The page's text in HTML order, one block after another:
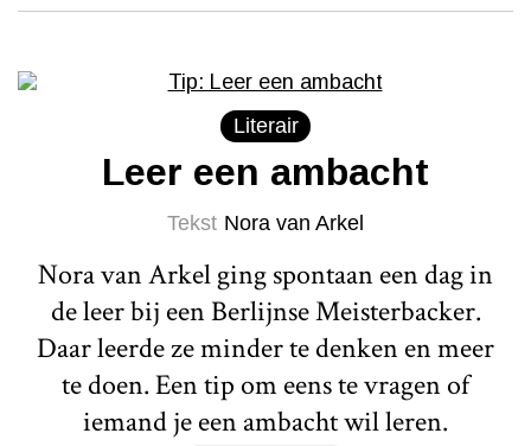
Literair
Leer een ambacht
Tekst Nora van Arkel
Nora van Arkel ging spontaan een dag in
de leer bij een Berlijnse Meisterbacker.
Daar leerde ze minder te denken en meer
te doen. Een tip om eens te vragen of
iemand je een ambacht wil leren.